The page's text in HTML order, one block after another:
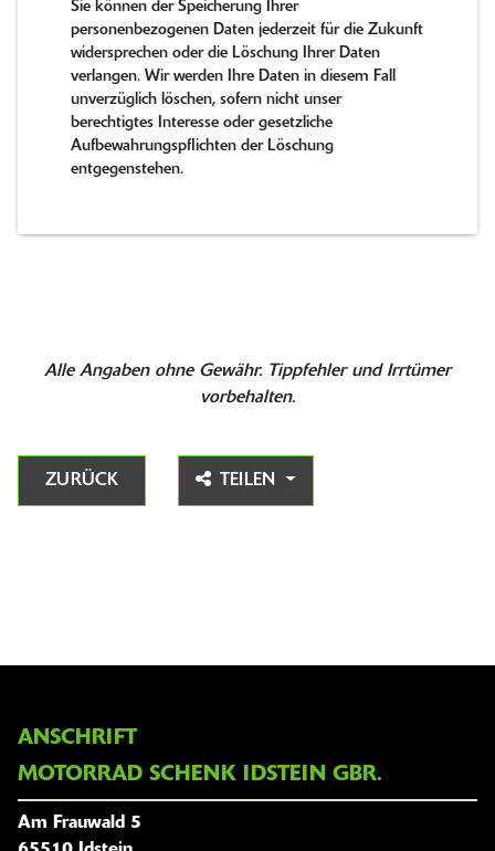
Sie können der Speicherung Ihrer
personenbezogenen Daten jederzeit für die Zukunft
widersprechen oder die Löschung Ihrer Daten
verlangen. Wir werden Ihre Daten in diesem Fall
unverzüglich löschen, sofern nicht unser
berechtigtes Interesse oder gesetzliche
Aufbewahrungspflichten der Löschung
entgegenstehen.
Alle Angaben ohne Gewähr. Tippfehler und Irrtümer
vorbehalten.
ZURÜCK TEILEN
ANSCHRIFT
MOTORRAD SCHENK IDSTEIN GBR.
Am Frauwald 5